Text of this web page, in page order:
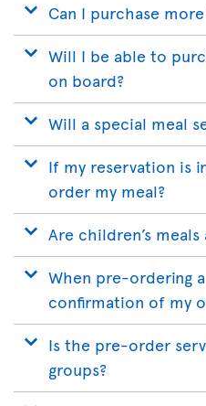
Can I purchase
Will I be able to
on board?
Will a special meal
If my reservation is
order my meal?
Are children’s meals
When pre-ordering
confirmation of my
Is the pre-order
groups?